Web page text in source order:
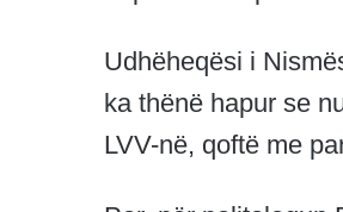
Udhëheqësi i
ka thënë hapur se
LVV-në, qoftë me